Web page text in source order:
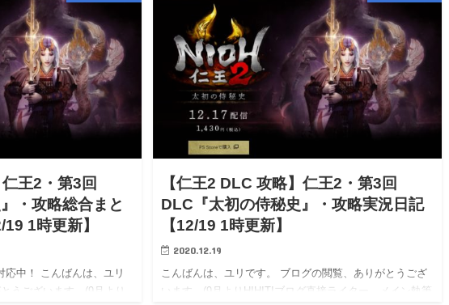
王2・第3回
・攻略総合まと
1時更新】
応中！ こんばんは、ユリ
うございます。(9月より
【仁王2 DLC 攻略】仁王2・第3回
DLC『太初の侍秘史』・攻略実況日記
【12/19 1時更新】
2020.12.19
こんばんは、ユリです。 ブログの閲覧、ありがとうござ
います。(9月よりHIHITIブログ直接ライター、メイン執筆